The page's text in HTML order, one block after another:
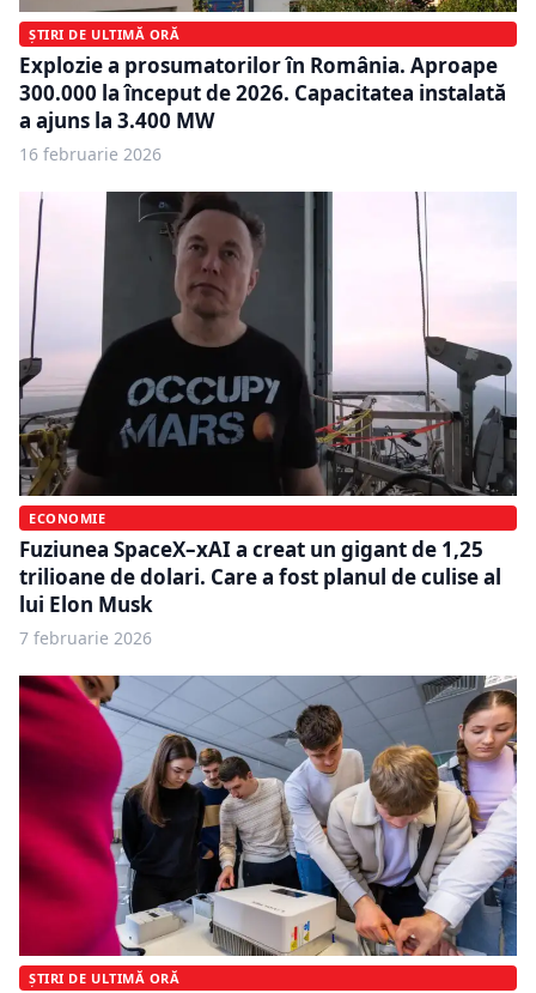
ȘTIRI DE ULTIMĂ ORĂ
Explozie a prosumatorilor în România. Aproape
300.000 la început de 2026. Capacitatea instalată
a ajuns la 3.400 MW
16 februarie 2026
ECONOMIE
Fuziunea SpaceX–xAI a creat un gigant de 1,25
trilioane de dolari. Care a fost planul de culise al
lui Elon Musk
7 februarie 2026
ȘTIRI DE ULTIMĂ ORĂ